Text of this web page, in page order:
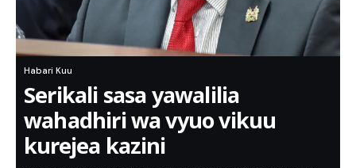
Habari Kuu
Serikali sasa yawalilia
wahadhiri wa vyuo vikuu
kurejea kazini